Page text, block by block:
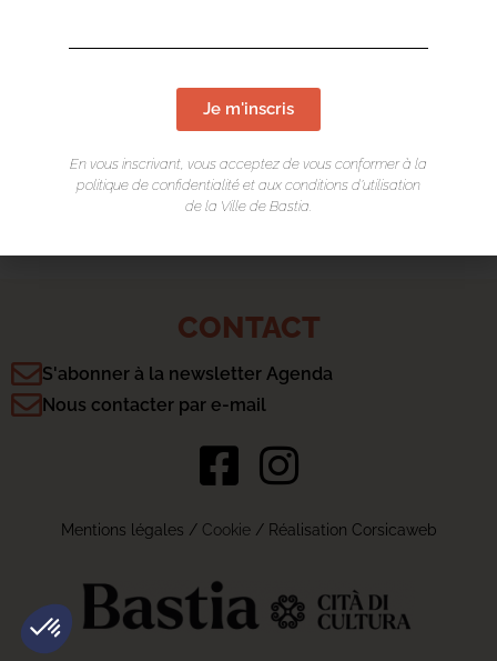
galerie.noir.blanc@gmail.com
https://www.galerie-noir-blanc.corsica/
CONTACT
S'abonner à la newsletter Agenda
Nous contacter par e-mail
Mentions légales / Cookie/ Réalisation Corsicaweb
Je m'inscris
En vous inscrivant, vous acceptez de vous conformer à la
politique de confidentialité et aux conditions d’utilisation
de la Ville de Bastia.